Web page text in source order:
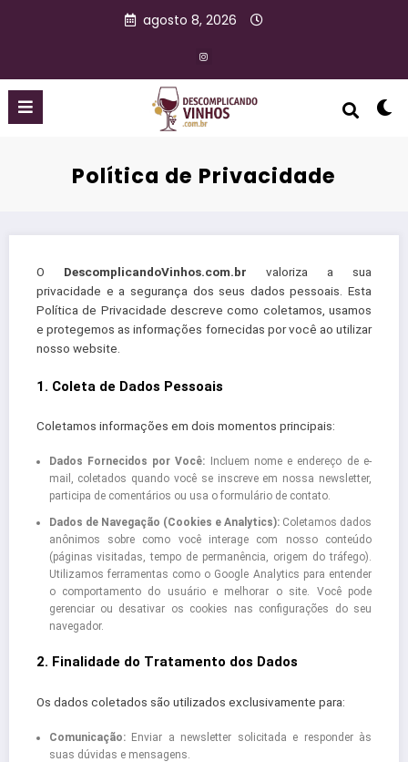
agosto 8, 2026
Política de Privacidade
O DescomplicandoVinhos.com.br valoriza a sua
privacidade e a segurança dos seus dados pessoais. Esta
Política de Privacidade descreve como coletamos, usamos
e protegemos as informações fornecidas por você ao utilizar
nosso website.
1. Coleta de Dados Pessoais
Coletamos informações em dois momentos principais:
Dados Fornecidos por Você: Incluem nome e endereço de e-
mail, coletados quando você se inscreve em nossa newsletter,
participa de comentários ou usa o formulário de contato.
Dados de Navegação (Cookies e Analytics):Coletamos dados
anônimos sobre como você interage com nosso conteúdo
(páginas visitadas, tempo de permanência, origem do tráfego).
Utilizamos ferramentas como o Google Analytics para entender
o comportamento do usuário e melhorar o site. Você pode
gerenciar ou desativar os cookies nas configurações do seu
navegador.
2. Finalidade do Tratamento dos Dados
Os dados coletados são utilizados exclusivamente para:
Comunicação:Enviar a newsletter solicitada e responder às
suas dúvidas e mensagens.